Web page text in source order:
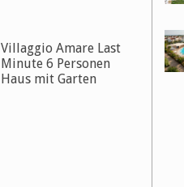
Villaggio Amare Last
Minute 6 Personen
Haus mit Garten